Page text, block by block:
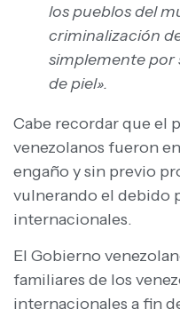
los pueblos del
criminalización
simplemente por
de piel».
Cabe recordar que el
venezolanos fueron
engaño y sin previo
vulnerando el debido
internacionales.
El Gobierno
familiares de los
internacionales a fin